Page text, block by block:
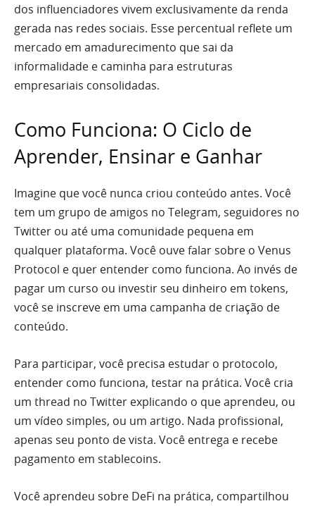
dos influenciadores vivem exclusivamente da renda
gerada nas redes sociais. Esse percentual reflete um
mercado em amadurecimento que sai da
informalidade e caminha para estruturas
empresariais consolidadas.
Como Funciona: O Ciclo de
Aprender, Ensinar e Ganhar
Imagine que você nunca criou conteúdo antes. Você
tem um grupo de amigos no Telegram, seguidores no
Twitter ou até uma comunidade pequena em
qualquer plataforma. Você ouve falar sobre o Venus
Protocol e quer entender como funciona. Ao invés de
pagar um curso ou investir seu dinheiro em tokens,
você se inscreve em uma campanha de criação de
conteúdo.
Para participar, você precisa estudar o protocolo,
entender como funciona, testar na prática. Você cria
um thread no Twitter explicando o que aprendeu, ou
um vídeo simples, ou um artigo. Nada profissional,
apenas seu ponto de vista. Você entrega e recebe
pagamento em stablecoins.
Você aprendeu sobre DeFi na prática, compartilhou